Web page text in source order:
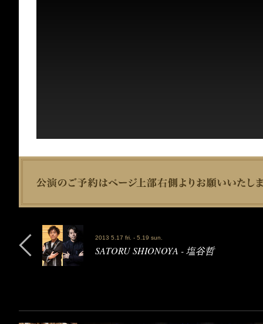
2013 5.17 fri. - 5.19 sun.
SATORU SHIONOYA - 塩谷哲